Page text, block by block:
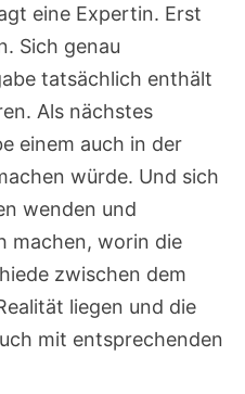
eine Expertin. Erst
Sich genau
tatsächlich enthält
Als nächstes
einem auch in der
würde. Und sich
wenden und
machen, worin die
zwischen dem
liegen und die
mit entsprechenden